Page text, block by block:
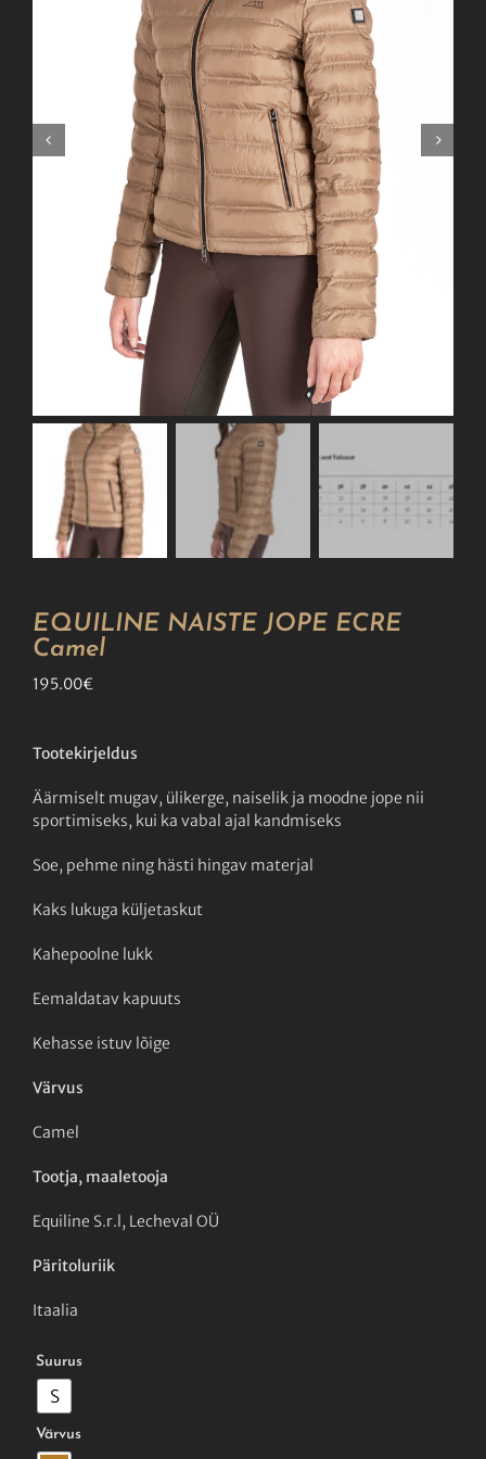
EQUILINE NAISTE JOPE ECRE
Camel
195.00€
Tootekirjeldus
Äärmiselt mugav, ülikerge, naiselik ja moodne jope nii
sportimiseks, kui ka vabal ajal kandmiseks
Soe, pehme ning hästi hingav materjal
Kaks lukuga küljetaskut
Kahepoolne lukk
Eemaldatav kapuuts
Kehasse istuv lõige
Värvus
Camel
Tootja, maaletooja
Equiline S.r.l, Lecheval OÜ
Päritoluriik
Itaalia
Suurus
S
Värvus